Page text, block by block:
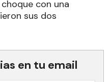
con una
sus dos
en tu email